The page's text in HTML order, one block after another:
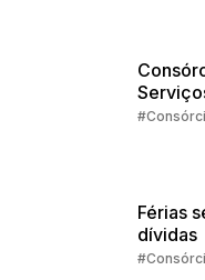
Férias
dívidas